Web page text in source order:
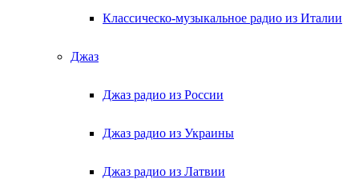
Классическо-музыкальное радио из Италии
Джаз
Джаз радио из России
Джаз радио из Украины
Джаз радио из Латвии